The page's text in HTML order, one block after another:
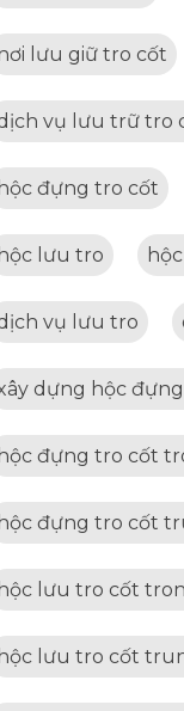
lưu giữ tro cốt
vụ lưu trữ tro
hộc đựng tro cốt
hộc lưu tro
vụ lưu tro
dựng hộc
hộc đựng tro cốt
hộc đựng tro cốt
hộc lưu tro cốt
hộc lưu tro cốt